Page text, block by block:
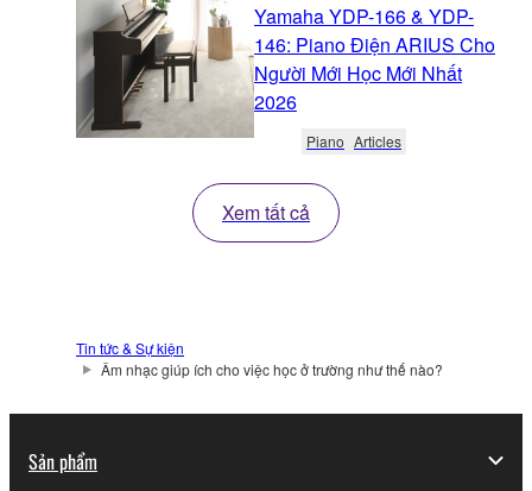
Yamaha YDP-166 & YDP-
146: Piano Điện ARIUS Cho
Người Mới Học Mới Nhất
2026
Piano Articles
Xem tất cả
Tin tức & Sự kiện
Âm nhạc giúp ích cho việc học ở trường như thế nào?
Sản phẩm